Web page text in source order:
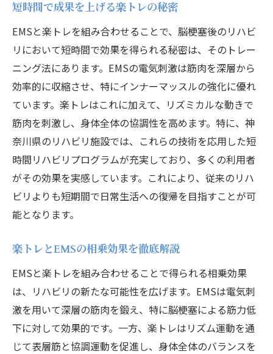
短時間で成果を上げる楽トレの秘密
EMSと楽トレを組み合わせることで、脳梗塞後のリハビ
リにおいて短時間で効果を得られる秘密は、そのトレー
ニング法にあります。EMSの電気刺激は筋肉を深層から
効率的に収縮させ、特にインナーマッスルの強化に優れ
ています。楽トレはこれに加えて、リズミカルな動きで
筋肉を刺激し、身体全体の協調性を高めます。特に、神
奈川県のリハビリ施設では、これらの技術を応用した短
時間リハビリプログラムが充実しており、多くの利用者
がその効果を実感しています。これにより、従来のリハ
ビリよりも短期間で日常生活への復帰を目指すことが可
能となります。
楽トレとEMSの相乗効果を徹底解説
EMSと楽トレを組み合わせることで得られる相乗効果
は、リハビリの新たな可能性を広げます。EMSは電気刺
激を用いて深層の筋肉を鍛え、特に脳梗塞による筋力低
下に対して効果的です。一方、楽トレはリズム運動を通
じて表層筋と協調運動を促進し、身体全体のバランスを